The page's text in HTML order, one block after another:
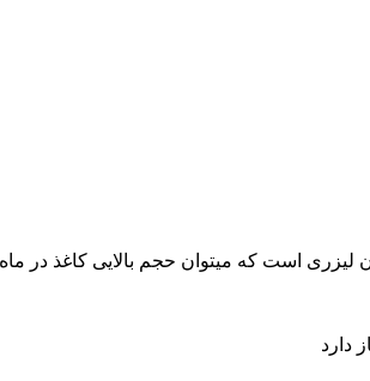
لیزری است که میتوان حجم بالایی کاغذ در